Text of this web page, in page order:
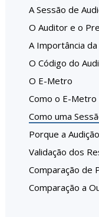
A Sessão de
O Auditor e o
A Importância da
O Código do
O E-Metro
Como o E-Metro
Como uma
Porque a
Validação dos
Comparação de
Comparação a